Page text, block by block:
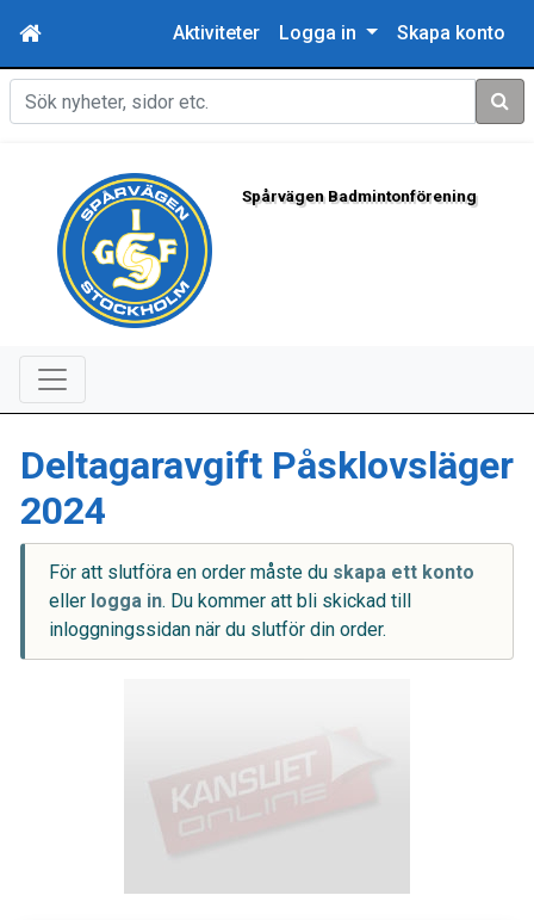
Aktiviteter Logga in Skapa konto
Sök
Spårvägen Badmintonförening
Deltagaravgift Påsklovsläger
2024
För att slutföra en order måste du skapa ett konto
eller logga in. Du kommer att bli skickad till
inloggningssidan när du slutför din order.